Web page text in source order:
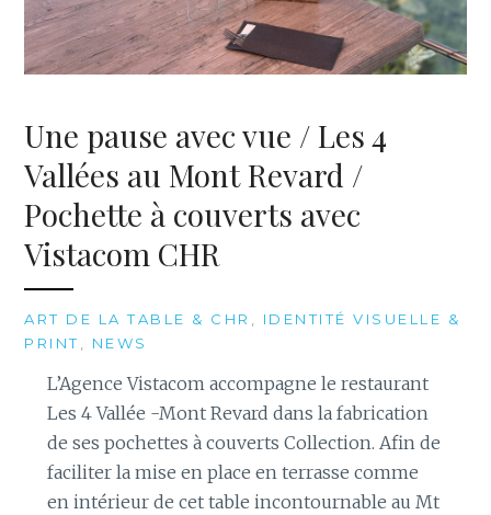
Une pause avec vue / Les 4
Vallées au Mont Revard /
Pochette à couverts avec
Vistacom CHR
ART DE LA TABLE & CHR
IDENTITÉ VISUELLE &
PRINT
NEWS
L’Agence Vistacom accompagne le restaurant
Les 4 Vallée -Mont Revard dans la fabrication
de ses pochettes à couverts Collection. Afin de
faciliter la mise en place en terrasse comme
en intérieur de cet table incontournable au Mt